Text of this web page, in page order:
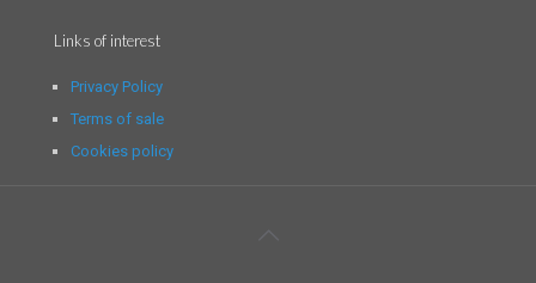
Links of interest
Privacy Policy
Terms of sale
Cookies policy